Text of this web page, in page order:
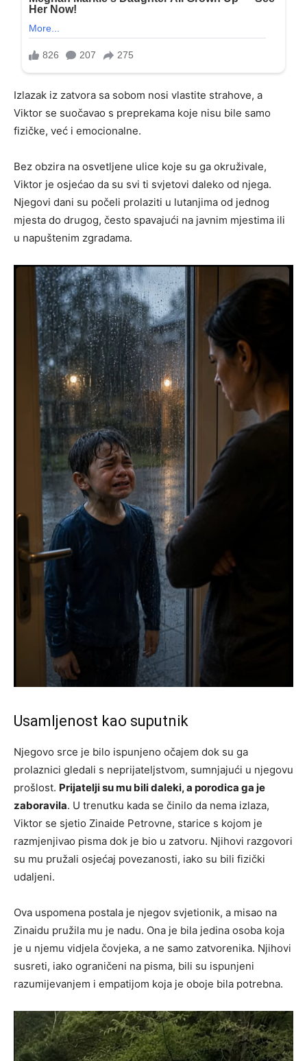
Izlazak iz zatvora sa sobom nosi vlastite strahove, a
Viktor se suočavao s preprekama koje nisu bile samo
fizičke, već i emocionalne.
Bez obzira na osvetljene ulice koje su ga okruživale,
Viktor je osjećao da su svi ti svjetovi daleko od njega.
Njegovi dani su počeli prolaziti u lutanjima od jednog
mjesta do drugog, često spavajući na javnim mjestima ili
u napuštenim zgradama.
Usamljenost kao suputnik
Njegovo srce je bilo ispunjeno očajem dok su ga
prolaznici gledali s neprijateljstvom, sumnjajući u njegovu
prošlost. Prijatelji su mu bili daleki, a porodica ga je
zaboravila. U trenutku kada se činilo da nema izlaza,
Viktor se sjetio Zinaide Petrovne, starice s kojom je
razmjenjivao pisma dok je bio u zatvoru. Njihovi razgovori
su mu pružali osjećaj povezanosti, iako su bili fizički
udaljeni.
Ova uspomena postala je njegov svjetionik, a misao na
Zinaidu pružila mu je nadu. Ona je bila jedina osoba koja
je u njemu vidjela čovjeka, a ne samo zatvorenika. Njihovi
susreti, iako ograničeni na pisma, bili su ispunjeni
razumijevanjem i empatijom koja je oboje bila potrebna.